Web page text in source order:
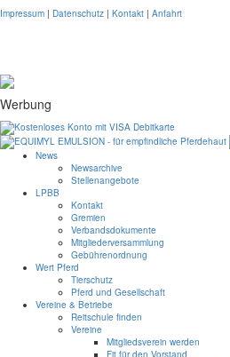
Impressum | Datenschutz | Kontakt | Anfahrt
Werbung
News
Newsarchive
Stellenangebote
LPBB
Kontakt
Gremien
Verbandsdokumente
Mitgliederversammlung
Gebührenordnung
Wert Pferd
Tierschutz
Pferd und Gesellschaft
Vereine & Betriebe
Reitschule finden
Vereine
Mitgliedsverein werden